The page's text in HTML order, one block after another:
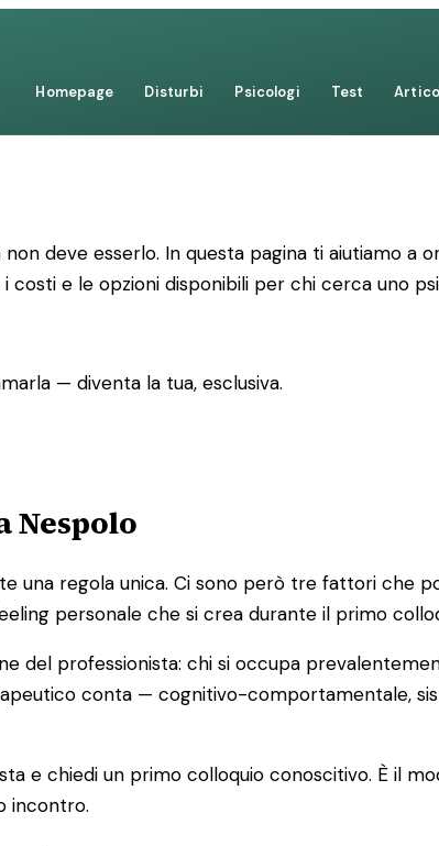
Homepage Disturbi Psicologi Test
deve esserlo. In questa pagina ti aiutiamo a
costi e le opzioni disponibili per chi cerca uno
— diventa la tua, esclusiva.
Nespolo
una regola unica. Ci sono però tre fattori che
personale che si crea durante il primo
del professionista: chi si occupa
conta — cognitivo-comportamentale,
e chiedi un primo colloquio conoscitivo. È il
incontro.